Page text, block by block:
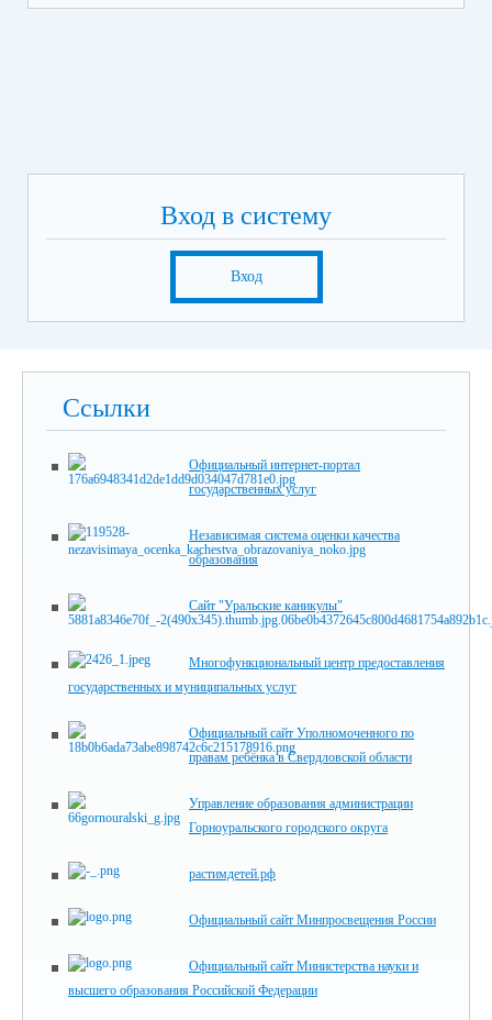
Вход в систему
Вход
Ссылки
Официальный интернет-портал
государственных услуг
Независимая система оценки качества
образования
Сайт "Уральские каникулы"
Многофункциональный центр предоставления
государственных и муниципальных услуг
Официальный сайт Уполномоченного по
правам ребёнка в Свердловской области
Управление образования администрации
Горноуральского городского округа
растимдетей.рф
Официальный сайт Минпросвещения России
Официальный сайт Министерства науки и
высшего образования Российской Федерации